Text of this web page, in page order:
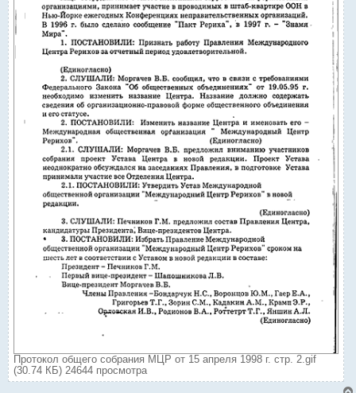
Протокол общего собрания МЦР от 15 апреля 1998 г. стр. 2.gif
(30.74 КБ) 24644 просмотра